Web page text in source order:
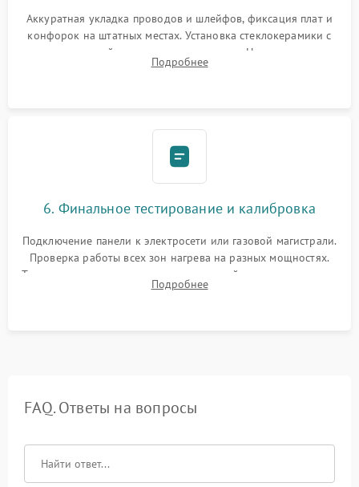
Аккуратная укладка проводов и шлейфов, фиксация плат и
конфорок на штатных местах. Установка стеклокерамики с
проверкой равномерности зазоров. Нанесение
термостойкого герметика или укладка уплотнительной
Подробнее
6. Финальное тестирование и калибровка
Подключение панели к электросети или газовой магистрали.
Проверка работы всех зон нагрева на разных мощностях.
Тестирование сенсорного управления, таймера, индикаторов
остаточного тепла и систем защиты от перегрева.
Подробнее
FAQ. Ответы на вопросы